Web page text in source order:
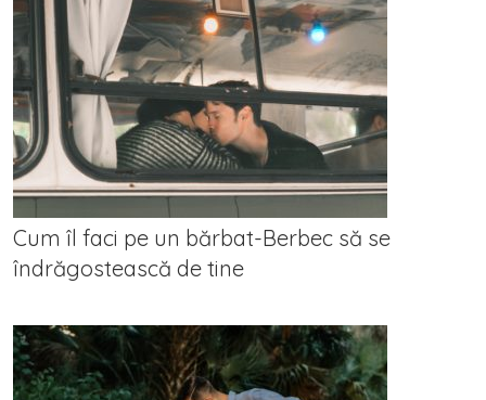
Cum îl faci pe un bărbat-Berbec să se
îndrăgostească de tine